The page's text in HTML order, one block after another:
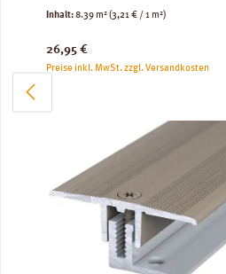
Inhalt:8.39 m²(3,21 € / 1 m²)
Regulärer Preis:
26,95 €
Preise inkl. MwSt. zzgl. Versandkosten